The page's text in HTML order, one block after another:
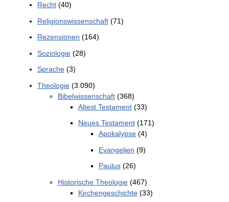
Recht(40)
Religionswissenschaft(71)
Rezensionen (164)
Soziologie(28)
Sprache(3)
Theologie(3.090)
Bibelwissenschaft(368)
Altest Testament(33)
Neues Testament(171)
Apokalypse(4)
Evangelien (9)
Paulus(26)
Historische Theologie(467)
Kirchengeschichte(33)